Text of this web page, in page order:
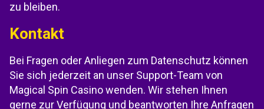
zu bleiben.
Kontakt
Bei Fragen oder Anliegen zum Datenschutz können
Sie sich jederzeit an unser Support-Team von
Magical Spin Casino wenden. Wir stehen Ihnen
gerne zur Verfügung und beantworten Ihre Anfragen